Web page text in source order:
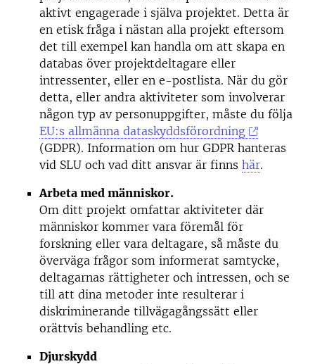
aktivt engagerade i själva projektet. Detta är
en etisk fråga i nästan alla projekt eftersom
det till exempel kan handla om att skapa en
databas över projektdeltagare eller
intressenter, eller en e-postlista. När du gör
detta, eller andra aktiviteter som involverar
någon typ av personuppgifter, måste du följa
EU:s allmänna dataskyddsförordning
(GDPR). Information om hur GDPR hanteras
vid SLU och vad ditt ansvar är finns här.
Arbeta med människor.
Om ditt projekt omfattar aktiviteter där
människor kommer vara föremål för
forskning eller vara deltagare, så måste du
överväga frågor som informerat samtycke,
deltagarnas rättigheter och intressen, och se
till att dina metoder inte resulterar i
diskriminerande tillvägagångssätt eller
orättvis behandling etc.
Djurskydd